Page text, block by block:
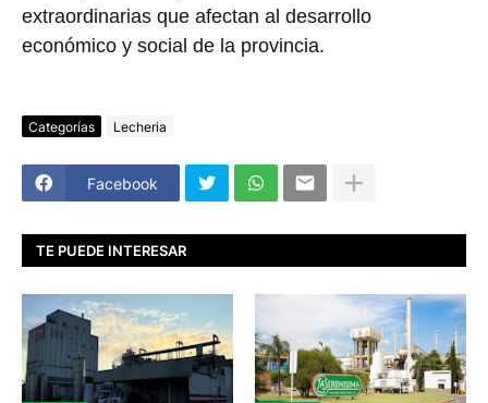
extraordinarias que afectan al desarrollo
económico y social de la provincia.
Categorías Lecheria
Facebook
TE PUEDE INTERESAR